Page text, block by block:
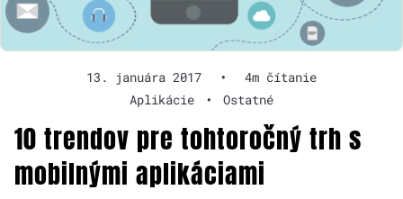
13. januára 2017 •
4m čítanie
Aplikácie
• Ostatné
10 trendov pre tohtoročný trh s
mobilnými aplikáciami